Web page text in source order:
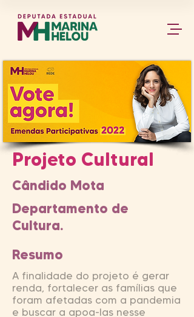
Projeto Cultural
Cândido Mota
Departamento de
Cultura.
Resumo
A finalidade do projeto é gerar
renda, fortalecer as famílias que
foram afetadas com a pandemia
e buscar a apoa-las nesse